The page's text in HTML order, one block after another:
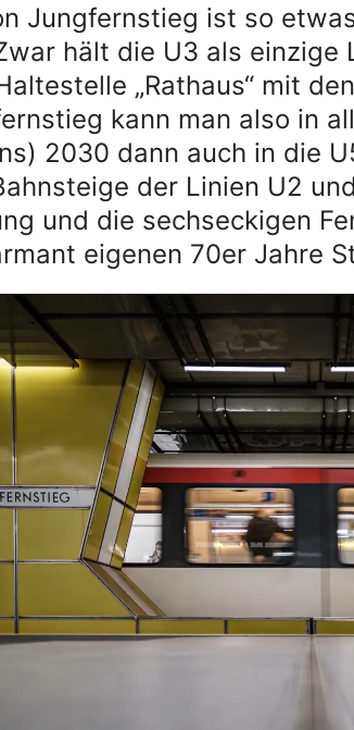
Jungfernstieg ist so
hält die U3 als
„Rathaus“ mit
kann man also in
2030 dann auch in die
der Linien U2
und die sechseckigen
eigenen 70er Jahre